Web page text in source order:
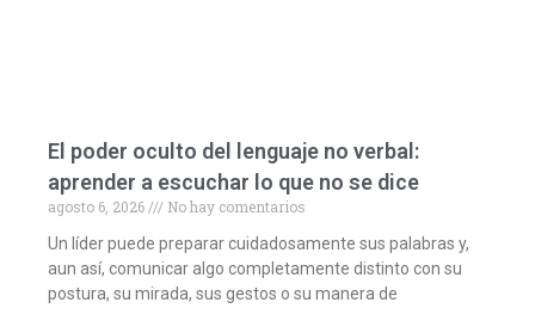
El poder oculto del lenguaje no verbal:
aprender a escuchar lo que no se dice
agosto 6, 2026
No hay comentarios
Un líder puede preparar cuidadosamente sus palabras y,
aun así, comunicar algo completamente distinto con su
postura, su mirada, sus gestos o su manera de